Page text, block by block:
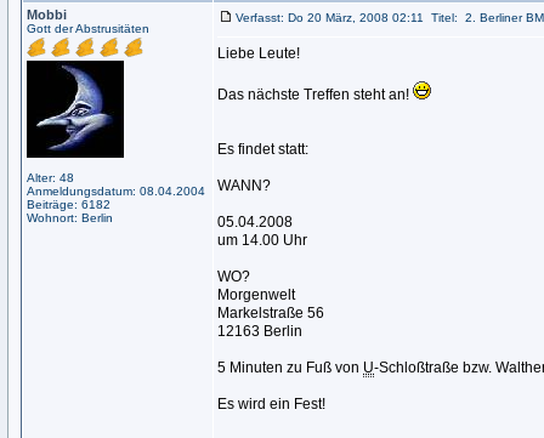
Mobbi
Gott der Abstrusitäten
Alter: 48
Anmeldungsdatum: 08.04.2004
Beiträge: 6182
Wohnort: Berlin
Verfasst: Do 20 März, 2008 02:11 Titel: 2. Berliner
Liebe Leute!
Das nächste Treffen steht an!
Es findet statt:
WANN?
05.04.2008
um 14.00 Uhr
WO?
Morgenwelt
Markelstraße 56
12163 Berlin
5 Minuten zu Fuß von U-Schloßtraße bzw.
Es wird ein Fest!